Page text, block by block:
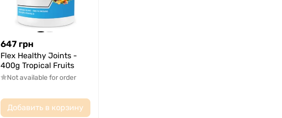
647 грн
Flex Healthy Joints -
400g Tropical Fruits
Not available for order
Добавить в корзину